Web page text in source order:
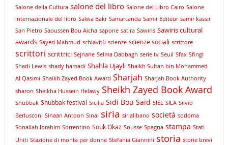
Salone della Cultura salone del libro Salone del Libro Cairo Salone
internazionale del libro Salwa Bakr Samarcanda Samir Editeur samir kassir
San Pietro Saoussen Bou Aicha sapone satira Sawiris Sawiris cultural
awards Sayed Mahmud schiavitù scienze scienze sociali scrittore
scrittori scrittrici Sejnane Selma Dabbagh serie tv Seuil Sfax Sfingi
Shadi Lewis shady hamadi Shahla Ujayli Shaikh Sultan bin Mohammed
Al Qasimi Shaikh Zayed Book Award Sharjah Sharjah Book Authority
sharon Sheikha Hussein Helawy Sheikh Zayed Book Award
Shubbak Shubbak festival Sicilia Sidi Bou Saïd SIEL SILA Silvio
Berlusconi Sinaan Antoon Sinai siria sirialibano società sodoma
Sonallah Ibrahim Sorrentino Souk Okaz Sousse Spagna stampa Stati
Uniti Stazione di monta per donne Stefania Giannini storia storie brevi